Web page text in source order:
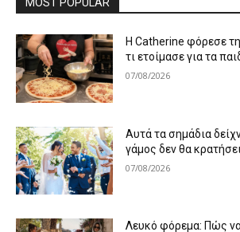
Η Catherine φόρεσε
τι ετοίμασε για τα
07/08/2026
Αυτά τα σημάδια
γάμος δεν θα κρατήσει
07/08/2026
Λευκό φόρεμα: Πώς